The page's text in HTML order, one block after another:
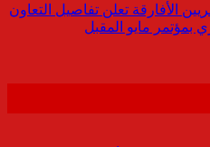
الأفارقة تعلن تفاصيل التعاون
بمؤتمر مايو المقبل